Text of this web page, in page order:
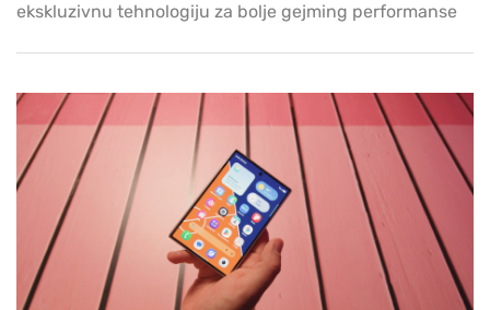
ekskluzivnu tehnologiju za bolje gejming performanse